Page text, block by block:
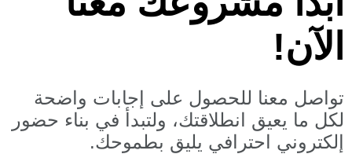
الآن!
تواصل معنا للحصول على إجابات واضحة
لكل ما يعيق انطلاقتك، ولتبدأ في بناء حضور
إلكتروني احترافي يليق بطموحك.